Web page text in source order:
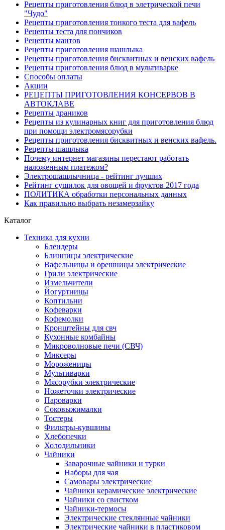
Рецепты приготовления блюд в элетрической печи
"Чудо"
Рецепты приготовления тонкого теста для вафель
Рецепты теста для пончиков
Рецепты мантов
Рецепты приготовления шашлыка
Рецепты приготовления бисквитных и венских вафель
Рецепты приготовления блюд в мультиварке
Способы оплаты
Акции
РЕЦЕПТЫ ПРИГОТОВЛЕНИЯ КОНСЕРВОВ В
АВТОКЛАВЕ
Рецепты драников
Рецепты из кулинарных книг для приготовления блюд
при помощи электромясорубки
Рецепты приготовления бисквитных и венских вафель.
Рецепты шашлыка
Почему интернет магазины перестают работать
наложенным платежом?
Электрошашлычница - рейтинг лучших
Рейтинг сушилок для овощей и фруктов 2017 года
ПОЛИТИКА обработки персональных данных
Как правильно выбрать незамерзайку
Каталог
Техника для кухни
Блендеры
Блинницы электрические
Вафельницы и орешницы электрические
Грили электрические
Измельчители
Йогуртницы
Коптильни
Кофеварки
Кофемолки
Кронштейны для свч
Кухонные комбайны
Микроволновые печи (СВЧ)
Миксеры
Мороженицы
Мультиварки
Мясорубки электрические
Ножеточки электрические
Пароварки
Соковыжималки
Тостеры
Фильтры-кувшины
Хлебопечки
Холодильники
Чайники
Заварочные чайники и турки
Наборы для чая
Самовары электрические
Чайники керамические электрические
Чайники со свистком
Чайники-термосы
Электрические стеклянные чайники
Электрические чайники в пластиковом